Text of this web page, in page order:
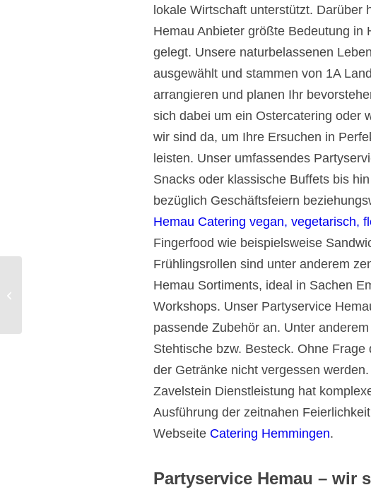
lokale Wirtschaft unterstützt. Darüber
Hemau Anbieter größte Bedeutung in
gelegt. Unsere naturbelassenen
ausgewählt und stammen von 1A
arrangieren und planen Ihr
sich dabei um ein Ostercatering oder
wir sind da, um Ihre Ersuchen in
leisten. Unser umfassendes
Snacks oder klassische Buffets bis
bezüglich Geschäftsfeiern
Hemau Catering vegan, vegetarisch,
Fingerfood wie beispielsweise
Frühlingsrollen sind unter anderem
Hemau Sortiments, ideal in Sachen
Workshops. Unser Partyservice
passende Zubehör an. Unter
Stehtische bzw. Besteck. Ohne
der Getränke nicht vergessen
Zavelstein Dienstleistung hat
Ausführung der zeitnahen
Webseite Catering Hemmingen.
Partyservice Hemau – wir
Gourmet Catering und Partyservice